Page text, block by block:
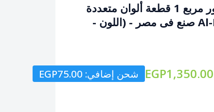
تربو مطبخ معدن 5 دور مربع 1 قطعة ألوان متعددة
- (اللون -
EGP1,350.00 شحن إضافي: EGP75.00